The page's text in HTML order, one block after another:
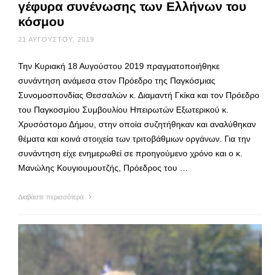
γέφυρα συνένωσης των Ελλήνων του
κόσμου
21 ΑΥΓΟΎΣΤΟΥ, 2019
Την Κυριακή 18 Αυγούστου 2019 πραγματοποιήθηκε
συνάντηση ανάμεσα στον Πρόεδρο της Παγκόσμιας
Συνομοσπονδίας Θεσσαλών κ. Διαμαντή Γκίκα και τον Πρόεδρο
του Παγκοσμίου Συμβουλίου Ηπειρωτών Εξωτερικού κ.
Χρυσόστομο Δήμου, στην οποία συζητήθηκαν και αναλύθηκαν
θέματα και κοινά στοιχεία των τριτοβάθμιων οργάνων. Για την
συνάντηση είχε ενημερωθεί σε προηγούμενο χρόνο και ο κ.
Μανώλης Κουγιουμουτζής, Πρόεδρος του …
Διαβάστε περισσότερα